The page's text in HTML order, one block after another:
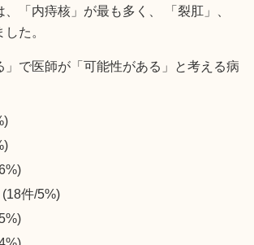
「内痔核」が最も多く、 「裂肛」、
た。
」で医師が「可能性がある」と考える病
件/5%)